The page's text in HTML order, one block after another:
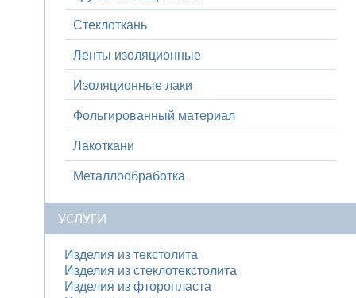
Стеклоткань
Ленты изоляционные
Изоляционные лаки
Фольгированный материал
Лакоткани
Металлообработка
УСЛУГИ
Изделия из текстолита
Изделия из стеклотекстолита
Изделия из фторопласта